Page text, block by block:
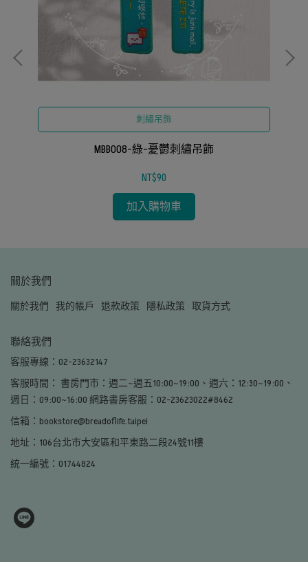
刺繡吊飾
MBB008-綠-憂鬱刺繡吊飾
NT$90
加入購物車
關於我們
關於我們 我的帳戶 退款政策 隱私政策 取貨方式
聯絡我們
客服專線：02-23632147
客服時間： 書房門市：週二~週五10:00~19:00、週六：12:30~19:00、
週日：09:00~16:00 網路書房客服：02-23623022#8462
信箱：bookstore@breadoflife.taipei
地址：106台北市大安區和平東路二段24號11樓
統一編號：01744824